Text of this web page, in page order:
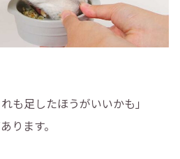
も足したほうがいいかも」
ります。